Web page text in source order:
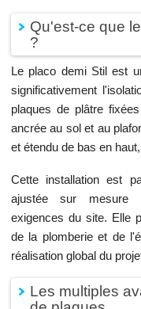
Qu'est-ce que
?
Le placo demi Stil est
significativement
plaques de plâtre
ancrée au sol et au
et étendu de bas en
Cette installation est
ajustée sur mesure
exigences du site. Elle
de la plomberie et de
réalisation global du
Les multiples